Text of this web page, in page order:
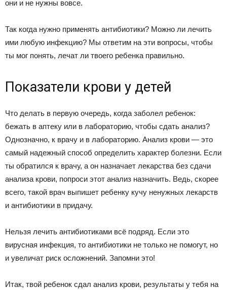
они и не нужны вовсе.
Так когда нужно применять антибиотики? Можно ли лечить
ими любую инфекцию? Мы ответим на эти вопросы, чтобы
ты мог понять, лечат ли твоего ребенка правильно.
Показатели крови у детей
Что делать в первую очередь, когда заболел ребенок:
бежать в аптеку или в лабораторию, чтобы сдать анализ?
Однозначно, к врачу и в лабораторию. Анализ крови — это
самый надежный способ определить характер болезни. Если
ты обратился к врачу, а он назначает лекарства без сдачи
анализа крови, попроси этот анализ назначить. Ведь, скорее
всего, такой врач выпишет ребенку кучу ненужных лекарств
и антибиотики в придачу.
Нельзя лечить антибиотиками всё подряд. Если это
вирусная инфекция, то антибиотики не только не помогут, но
и увеличат риск осложнений. Запомни это!
Итак, твой ребенок сдал анализ крови, результаты у тебя на